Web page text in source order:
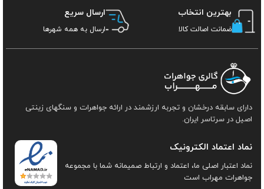
بهترین انتخاب
ضمانت اصالت کالا
ارسال سریع
ارسال به همه شهرها
دارای سابقه درخشان و تجربه ارزشمند در ارائه جواهرات و سنگهای زینتی
اصیل در سرتاسر ایران.
نماد اعتماد الکترونیک
نماد اعتبار اصلی ما، اعتماد و ارتباط صمیمانه شما با مجموعه
جواهرات مهراب است